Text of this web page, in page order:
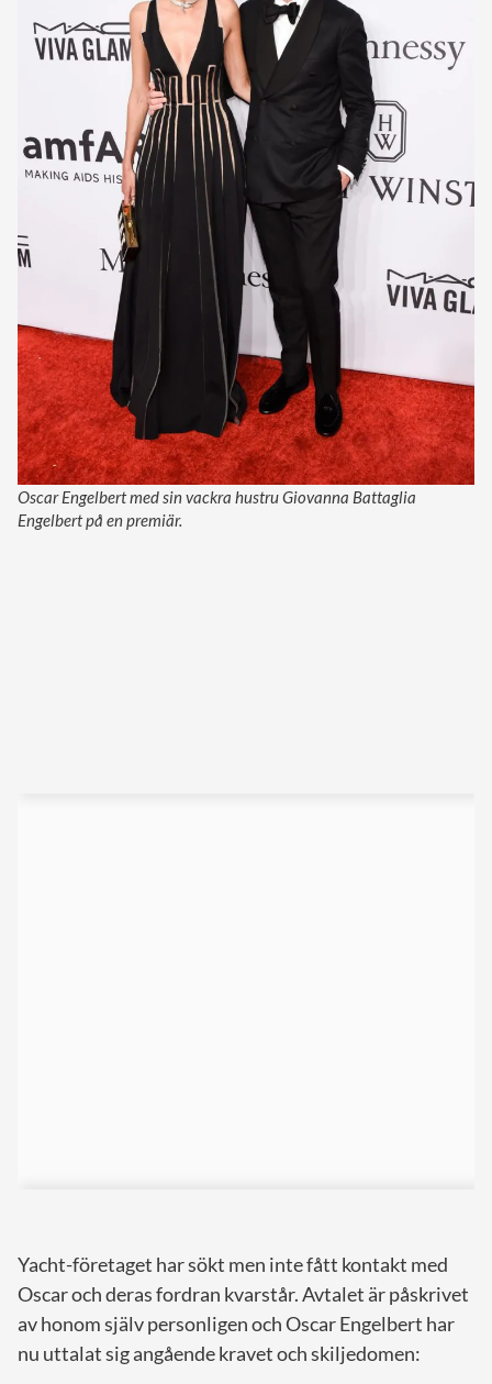
Oscar Engelbert med sin vackra hustru Giovanna Battaglia
Engelbert på en premiär.
Yacht-företaget har sökt men inte fått kontakt med
Oscar och deras fordran kvarstår. Avtalet är påskrivet
av honom själv personligen och Oscar Engelbert har
nu uttalat sig angående kravet och skiljedomen: